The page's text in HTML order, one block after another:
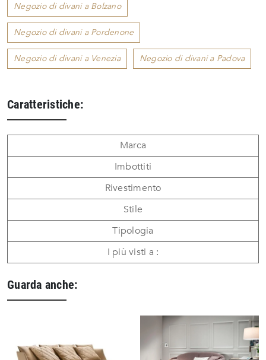
Negozio di divani a Bolzano
Negozio di divani a Pordenone
Negozio di divani a Venezia Negozio di divani a Padova
Caratteristiche:
Marca
Imbottiti
Rivestimento
Stile
Tipologia
I più visti a :
Guarda anche: